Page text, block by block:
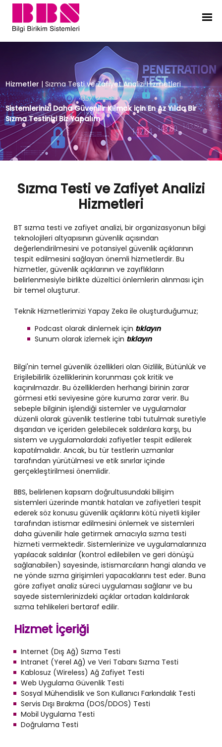
Sızma Testi ve Zafiyet Analizi
Hizmetler | Sızma Testi ve Zafiyet Analizi Hizmetleri
Sistemlerinizi Daha Güvenilir Kılmak için En Az Yılda Bir
Sızma Testinizi Biz Yapalım
Sızma Testi ve Zafiyet Analizi
Hizmetleri
BT sızma testi ve zafiyet analizi, bir organizasyonun bilgi
teknolojileri altyapısının güvenlik açısından
değerlendirilmesini ve potansiyel güvenlik açıklarının
tespit edilmesini sağlayan önemli hizmetlerdir. Bu
hizmetler, güvenlik açıklarının ve zayıflıkların
belirlenmesiyle birlikte düzeltici önlemlerin alınması için
bir temel oluşturur.
Teknik Hizmetlerimizi Yapay Zeka ile oluşturduğumuz;
Podcast olarak dinlemek için tıklayın
Sunum olarak izlemek için tıklayın
Bilgi'nin temel güvenlik özellikleri olan Gizlilik, Bütünlük ve
Erişilebilirlik özelliklerinin korunması çok kritik ve
kaçınılmazdır. Bu özelliklerden herhangi birinin zarar
görmesi etki seviyesine göre kuruma zarar verir. Bu
sebeple bilginin işlendiği sistemler ve uygulamalar
düzenli olarak güvenlik testlerine tabi tutulmak suretiyle
dışarıdan ve içeriden gelebilecek saldırılara karşı, bu
sistem ve uygulamalardaki zafiyetler tespit edilerek
kapatılmalıdır. Ancak, bu tür testlerin uzmanlar
tarafından yürütülmesi ve etik sınırlar içinde
gerçekleştirilmesi önemlidir.
BBS, belirlenen kapsam doğrultusundaki bilişim
sistemleri üzerinde mantık hataları ve zafiyetleri tespit
ederek söz konusu güvenlik açıklarını kötü niyetli kişiler
tarafından istismar edilmesini önlemek ve sistemleri
daha güvenilir hale getirmek amacıyla sızma testi
hizmeti vermektedir. Sistemlerinize ve uygulamalarınıza
yapılacak saldırılar (kontrol edilebilen ve geri dönüşü
sağlanabilen) sayesinde, istismarcıların hangi alanda ve
ne yönde sızma girişimleri yapacaklarını test eder. Buna
göre zafiyet analiz süreci uygulaması sağlanır ve bu
sayede sistemlerinizdeki açıklar ortadan kaldırılarak
sızma tehlikeleri bertaraf edilir.
Hizmet İçeriği
Internet (Dış Ağ) Sızma Testi
Intranet (Yerel Ağ) ve Veri Tabanı Sızma Testi
Kablosuz (Wireless) Ağ Zafiyet Testi
Web Uygulama Güvenlik Testi
Sosyal Mühendislik ve Son Kullanıcı Farkındalık Testi
Servis Dışı Bırakma (DOS/DDOS) Testi
Mobil Uygulama Testi
Doğrulama Testi